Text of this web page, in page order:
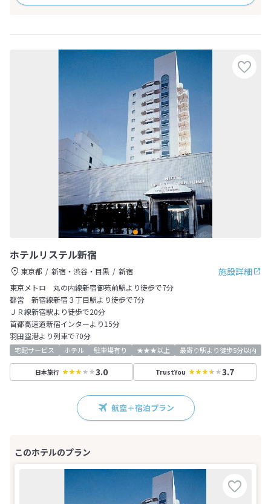
ホテルリステル新宿
施設詳細
東京都 新宿・渋谷・目黒
新宿
東京メトロ 丸の内線新宿御苑前駅より徒歩で7分
都営 新宿線新宿３丁目駅より徒歩で7分
ＪＲ線新宿駅より徒歩で20分
首都高速道新宿インターより15分
羽田空港より列車で70分
宅配サービス ホテル 駐車場有り ★★★以上 最寄り駅より徒歩5分以内
日本旅行 3.0 TrustYou 3.7
航空＋宿泊プラン